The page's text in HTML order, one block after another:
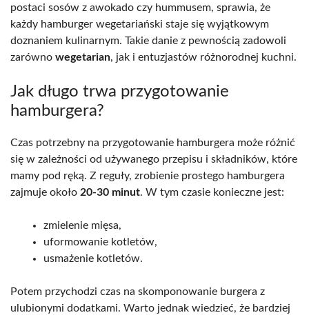
postaci sosów z awokado czy hummusem, sprawia, że
każdy hamburger wegetariański staje się wyjątkowym
doznaniem kulinarnym. Takie danie z pewnością zadowoli
zarówno wegetarian, jak i entuzjastów różnorodnej kuchni.
Jak długo trwa przygotowanie
hamburgera?
Czas potrzebny na przygotowanie hamburgera może różnić
się w zależności od używanego przepisu i składników, które
mamy pod ręką. Z reguły, zrobienie prostego hamburgera
zajmuje około 20-30 minut. W tym czasie konieczne jest:
zmielenie mięsa,
uformowanie kotletów,
usmażenie kotletów.
Potem przychodzi czas na skomponowanie burgera z
ulubionymi dodatkami. Warto jednak wiedzieć, że bardziej